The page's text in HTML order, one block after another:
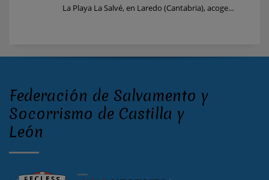
La Playa La Salvé, en Laredo (Cantabria), acoge...
Federación de Salvamento y
Socorrismo de Castilla y
León